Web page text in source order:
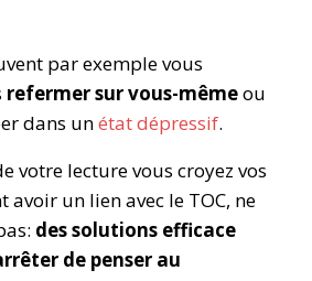
par exemple vous
refermer sur vous-mêmeou
dans unétat dépressif.
votre lecture vous croyez vos
avoir un lien avec le TOC, ne
des solutions efficace
de penser au